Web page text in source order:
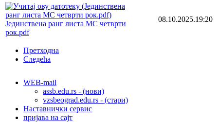
Јединствена ранг листа МС четврти
рок.pdf
08.10.2025.19:20
Претходна
Следећа
WEB-mail
assb.edu.rs - (нови)
vzsbeograd.edu.rs - (стари)
Наставнички сервис
пријава на сајт